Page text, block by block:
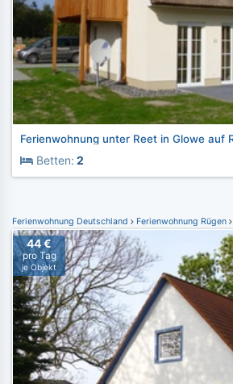
Ferienwohnung unter Reet in Glowe auf
Betten: 2
Ferienwohnung Deutschland Ferienwohnung Rügen
44 €
pro Tag
je Objekt